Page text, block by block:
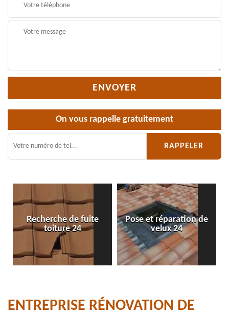
On vous rappelle gratuitement
Recherche de fuite
toiture 24
Pose et réparation de
velux 24
ENTREPRISE RÉNOVATION DE